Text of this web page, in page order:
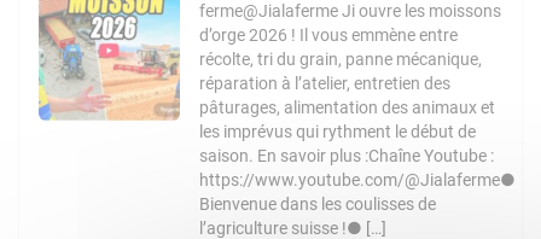
ferme@Jialaferme Ji ouvre les moissons
d’orge 2026 ! Il vous emmène entre
récolte, tri du grain, panne mécanique,
réparation à l’atelier, entretien des
pâturages, alimentation des animaux et
les imprévus qui rythment le début de
saison. En savoir plus :Chaîne Youtube :
https://www.youtube.com/@Jialaferme●
Bienvenue dans les coulisses de
l’agriculture suisse !● […]